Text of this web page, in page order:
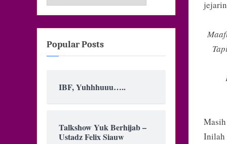
Inilah
Popular Posts
IBF, Yuhhhuuu…..
Talkshow Yuk Berhijab –
Ustadz Felix Siauw